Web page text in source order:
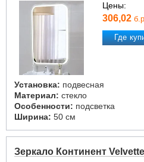
Цены:
306,02
Где
Установка: подвесная
Материал: стекло
Особенности: подсветка
Ширина: 50 см
Зеркало Континент